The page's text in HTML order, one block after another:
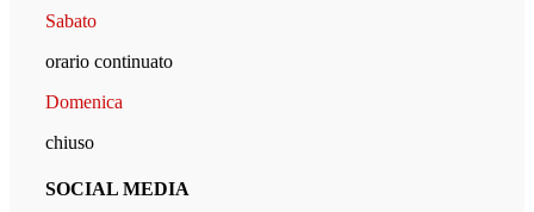
Sabato
orario continuato
Domenica
chiuso
SOCIAL MEDIA